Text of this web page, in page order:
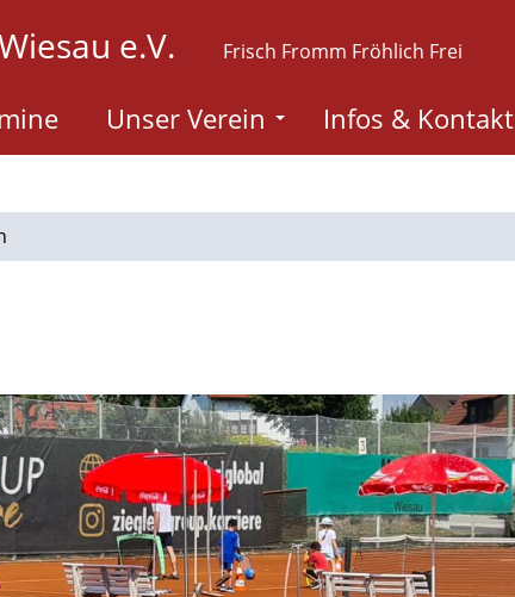
e.V. Frisch Fromm Fröhlich Frei
Unser Verein Infos & Kontakt